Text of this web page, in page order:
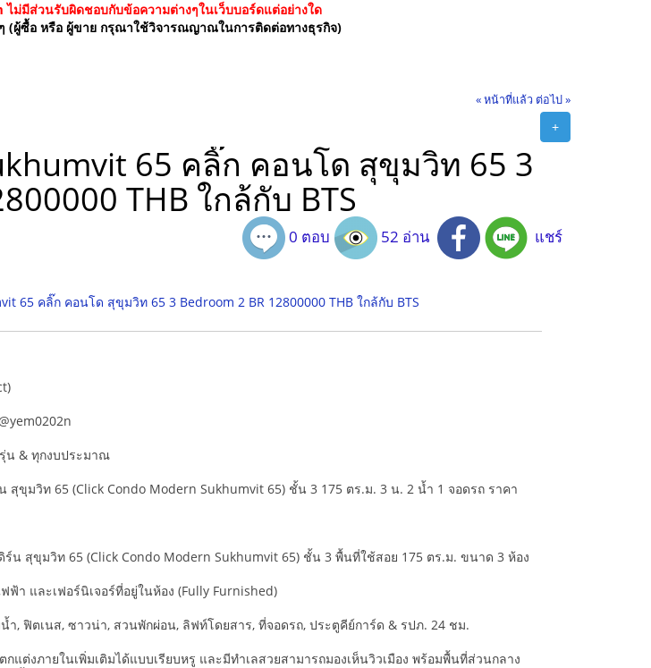
ม่มีส่วนรับผิดชอบกับข้อความต่างๆในเว็บบอร์ดแต่อย่างใด
(ผู้ซื้อ หรือ ผู้ขาย กรุณาใช้วิจารณญาณในการติดต่อทางธุรกิจ)
« หน้าที่แล้ว ต่อไป »
+
65 คลิ๊ก คอนโด สุขุมวิท 65 3
THB ใกล้กับ BTS
0 ตอบ 52 อ่าน แชร์
65 คลิ๊ก คอนโด สุขุมวิท 65 3 Bedroom 2 BR 12800000 THB ใกล้กับ BTS
น & ทุกงบประมาณ
สุขุมวิท 65 (Click Condo Modern Sukhumvit 65) ชั้น 3 175 ตร.ม. 3 น. 2 น้ำ 1 จอดรถ ราคา
น สุขุมวิท 65 (Click Condo Modern Sukhumvit 65) ชั้น 3 พื้นที่ใช้สอย 175 ตร.ม. ขนาด 3 ห้อง
ฟ้า และเฟอร์นิเจอร์ที่อยู่ในห้อง (Fully Furnished)
ำ, ฟิตเนส, ซาวน่า, สวนพักผ่อน, ลิฟท์โดยสาร, ที่จอดรถ, ประตูคีย์การ์ด & รปภ. 24 ชม.
แต่งภายในเพิ่มเติมได้แบบเรียบหรู และมีทำเลสวยสามารถมองเห็นวิวเมือง พร้อมพื้นที่ส่วนกลาง